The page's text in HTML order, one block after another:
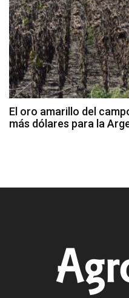
El oro amarillo del
más dólares para la